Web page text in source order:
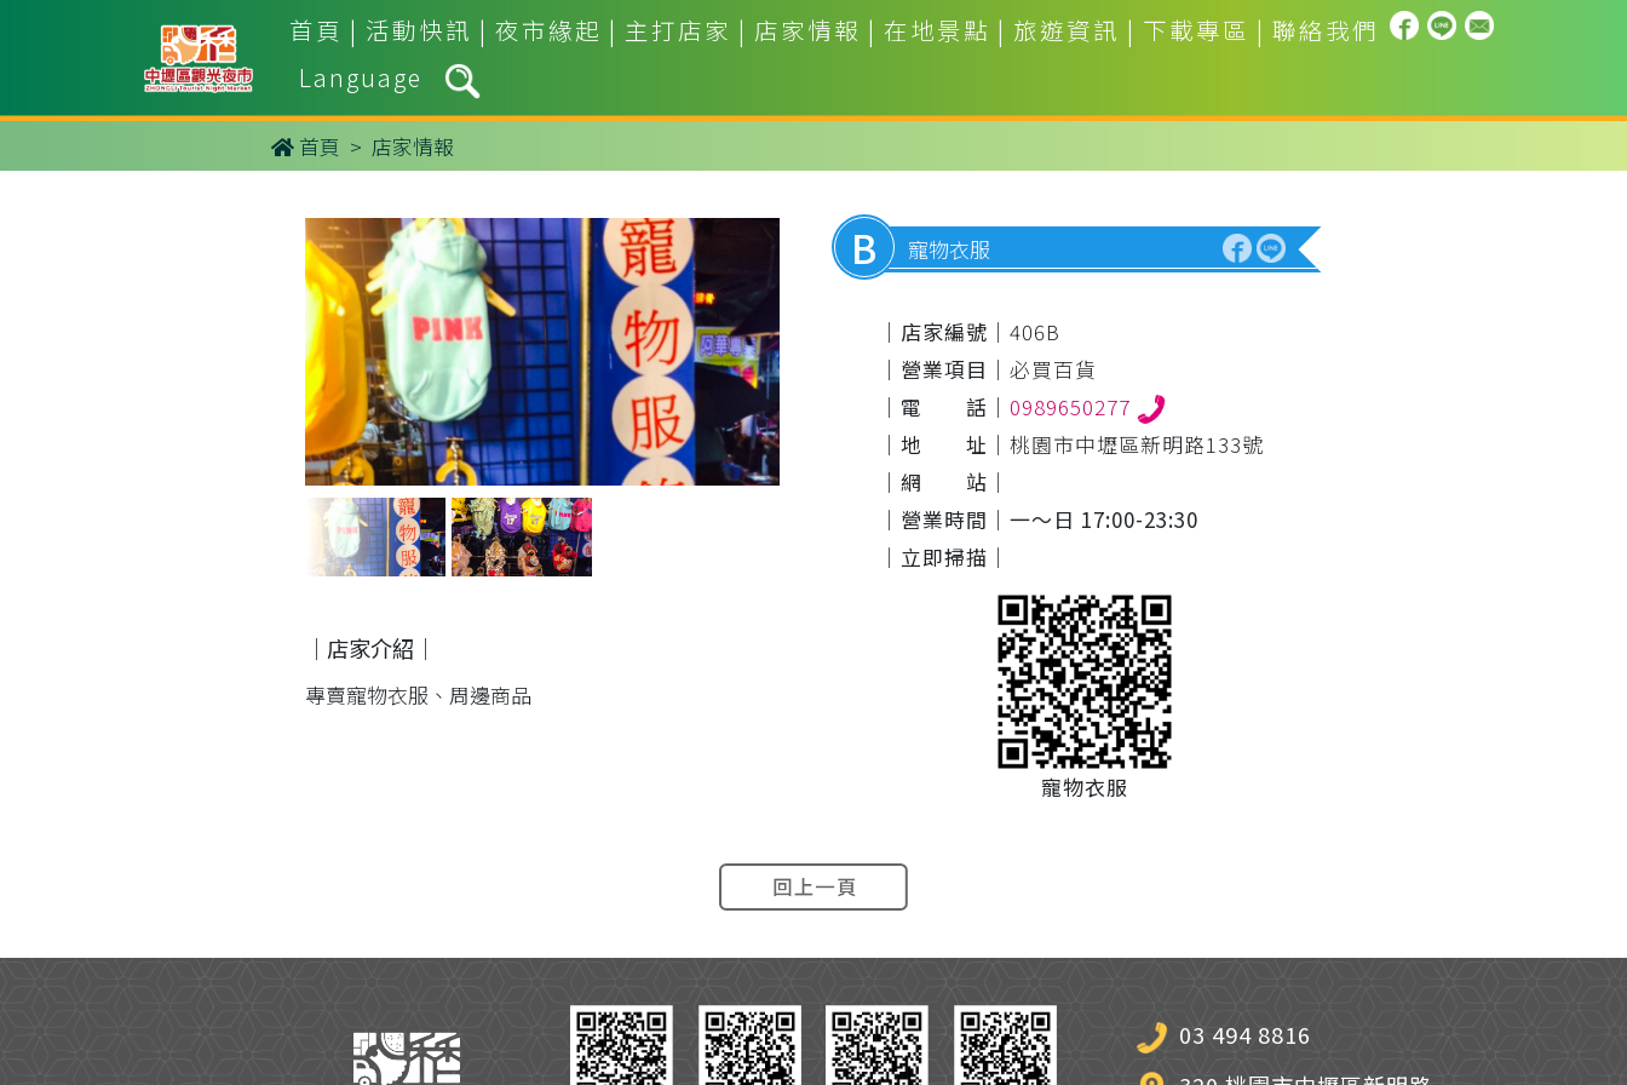
首頁 | 活動快訊 | 夜市緣起 | 主打店家 | 店家情報 | 在地景點 | 旅遊資訊 | 下載專區 | 聯絡我們
Language
首頁 > 店家情報
｜店家介紹｜
專賣寵物衣服、周邊商品
B 寵物衣服
｜店家編號｜ 406B
｜營業項目｜ 必買百貨
｜電 話｜ 0989650277
｜地 址｜ 桃園市中壢區新明路133號
｜網 站｜
｜營業時間｜ 一～日 17:00-23:30
｜立即掃描｜
寵物衣服
03 494 8816